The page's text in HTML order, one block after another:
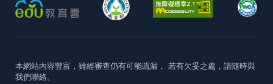
本網站內容豐富，雖經審查仍有可能疏漏， 若有欠妥之處，請隨時與
我們聯絡。